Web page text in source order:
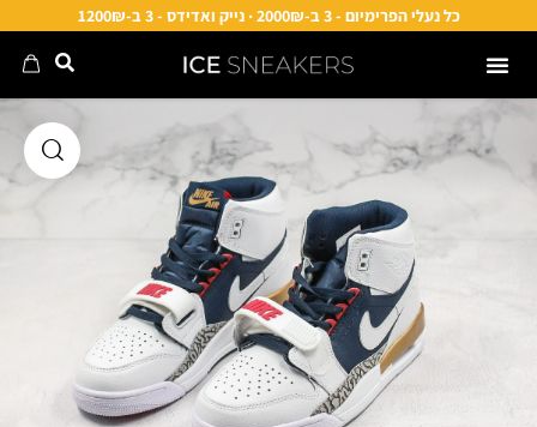
כל נעלי הפרימיום - 3 ב-2000₪ · נייק ואדידס - 3 ב-1200₪